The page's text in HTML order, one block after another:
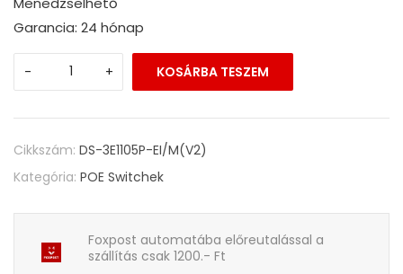
Garancia: 24 hónap
- + KOSÁRBA TESZEM
Cikkszám: DS-3E1105P-EI/M(V2)
Kategória: POE Switchek
Foxpost automatába előreutalással a
szállítás csak 1200.- Ft